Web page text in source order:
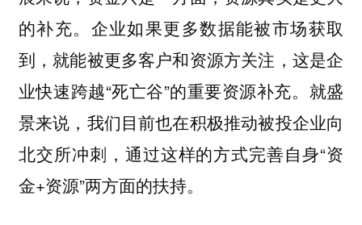
的补充。 企业如果更多数据能被市场获取
到，就能被更多客户和资源方关注，这是企
业快速跨越“死亡谷”的重要资源补充。就盛
景来说，我们目前也在积极推动被投企业向
北交所冲刺，通过这样的方式完善自身“资
金+资源”两方面的扶持。